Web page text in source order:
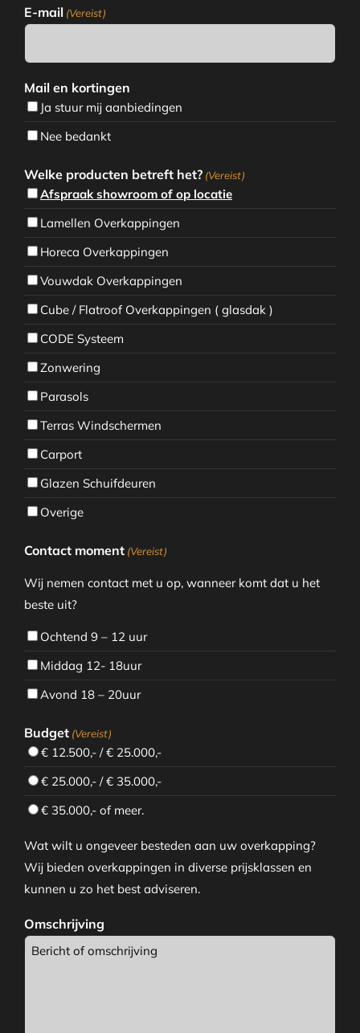
E-mail (Vereist)
Mail en kortingen
Ja stuur mij aanbiedingen
Nee bedankt
Welke producten betreft het? (Vereist)
Afspraak showroom of op locatie
Lamellen Overkappingen
Horeca Overkappingen
Vouwdak Overkappingen
Cube / Flatroof Overkappingen ( glasdak )
CODE Systeem
Zonwering
Parasols
Terras Windschermen
Carport
Glazen Schuifdeuren
Overige
Contact moment (Vereist)
Wij nemen contact met u op, wanneer komt dat u het
beste uit?
Ochtend 9 – 12 uur
Middag 12- 18uur
Avond 18 – 20uur
Budget (Vereist)
€ 12.500,- / € 25.000,-
€ 25.000,- / € 35.000,-
€ 35.000,- of meer.
Wat wilt u ongeveer besteden aan uw overkapping?
Wij bieden overkappingen in diverse prijsklassen en
kunnen u zo het best adviseren.
Omschrijving